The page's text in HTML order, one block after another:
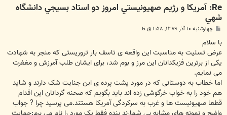
Re: آمريكا و رژيم صهيونيستي امروز دو استاد بسيجي دانشگاه
شهي
پ
ت
چهارشنبه ۱۰ آذر ۱۳۸۹, ۱:۵۸ ق.ظ
با سلام
عرض تسلیت به مناسبت این واقعه ی تاسف بار تروریستی که منجر به شهادت
یکی از برترین فزیکدانان این مرز و بوم شد، برای ایشان طلب آمرزش و مغفرت
می نمایم.
اما خطاب به دوستانی که در مورد پشت پرده ی این جنایت شک دارند و شاید
هم خود را به خواب خرگوشی زده اند باید بگویم که صحنه گردانان این اقدام
قطعا صهیونیست ها و غرب به سرکردگی آمریکا هستند.می پرسید چرا ? جواب